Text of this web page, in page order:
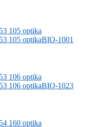
BIO-1001
BIO-1023